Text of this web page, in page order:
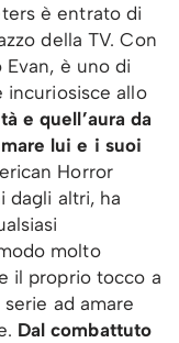
è entrato di
della TV. Con
è uno di
incuriosisce allo
e quell’aura da
lui e i suoi
Horror
dagli altri, ha
molto
il proprio tocco a
ad amare
Dal combattuto